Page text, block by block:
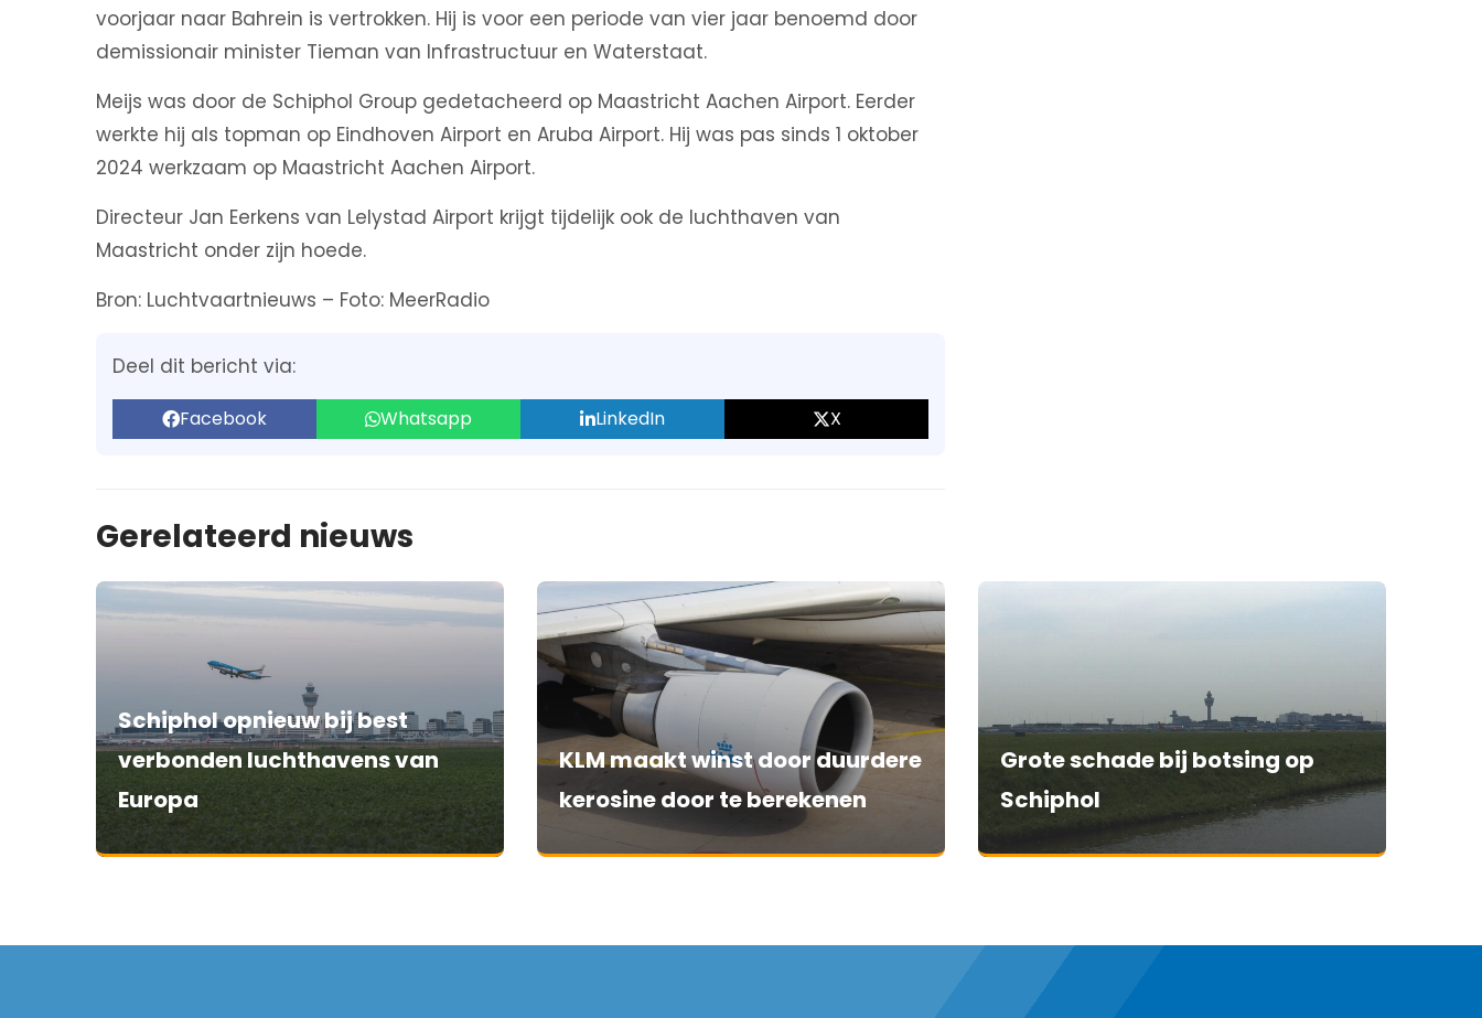
voorjaar naar Bahrein is vertrokken. Hij is voor een periode van vier jaar benoemd door
demissionair minister Tieman van Infrastructuur en Waterstaat.
Meijs was door de Schiphol Group gedetacheerd op Maastricht Aachen Airport. Eerder
werkte hij als topman op Eindhoven Airport en Aruba Airport. Hij was pas sinds 1 oktober
2024 werkzaam op Maastricht Aachen Airport.
Directeur Jan Eerkens van Lelystad Airport krijgt tijdelijk ook de luchthaven van
Maastricht onder zijn hoede.
Bron: Luchtvaartnieuws – Foto: MeerRadio
Deel dit bericht via:
Facebook Whatsapp LinkedIn X
Gerelateerd nieuws
Schiphol opnieuw bij best
verbonden luchthavens van
Europa
KLM maakt winst door duurdere
kerosine door te berekenen
Grote schade bij botsing op
Schiphol